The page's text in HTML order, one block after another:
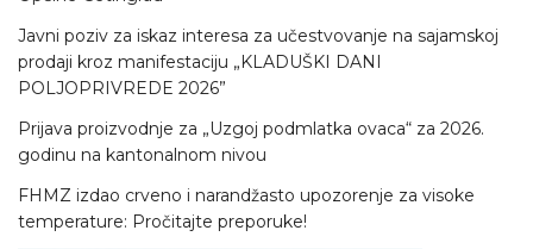
Javni poziv za iskaz interesa za učestvovanje na sajamskoj
prodaji kroz manifestaciju „KLADUŠKI DANI
POLJOPRIVREDE 2026”
Prijava proizvodnje za „Uzgoj podmlatka ovaca“ za 2026.
godinu na kantonalnom nivou
FHMZ izdao crveno i narandžasto upozorenje za visoke
temperature: Pročitajte preporuke!